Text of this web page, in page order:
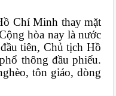
Chí Minh thay mặt
hòa nay là nước
tiên, Chủ tịch Hồ
thông đầu phiếu.
tôn giáo, dòng